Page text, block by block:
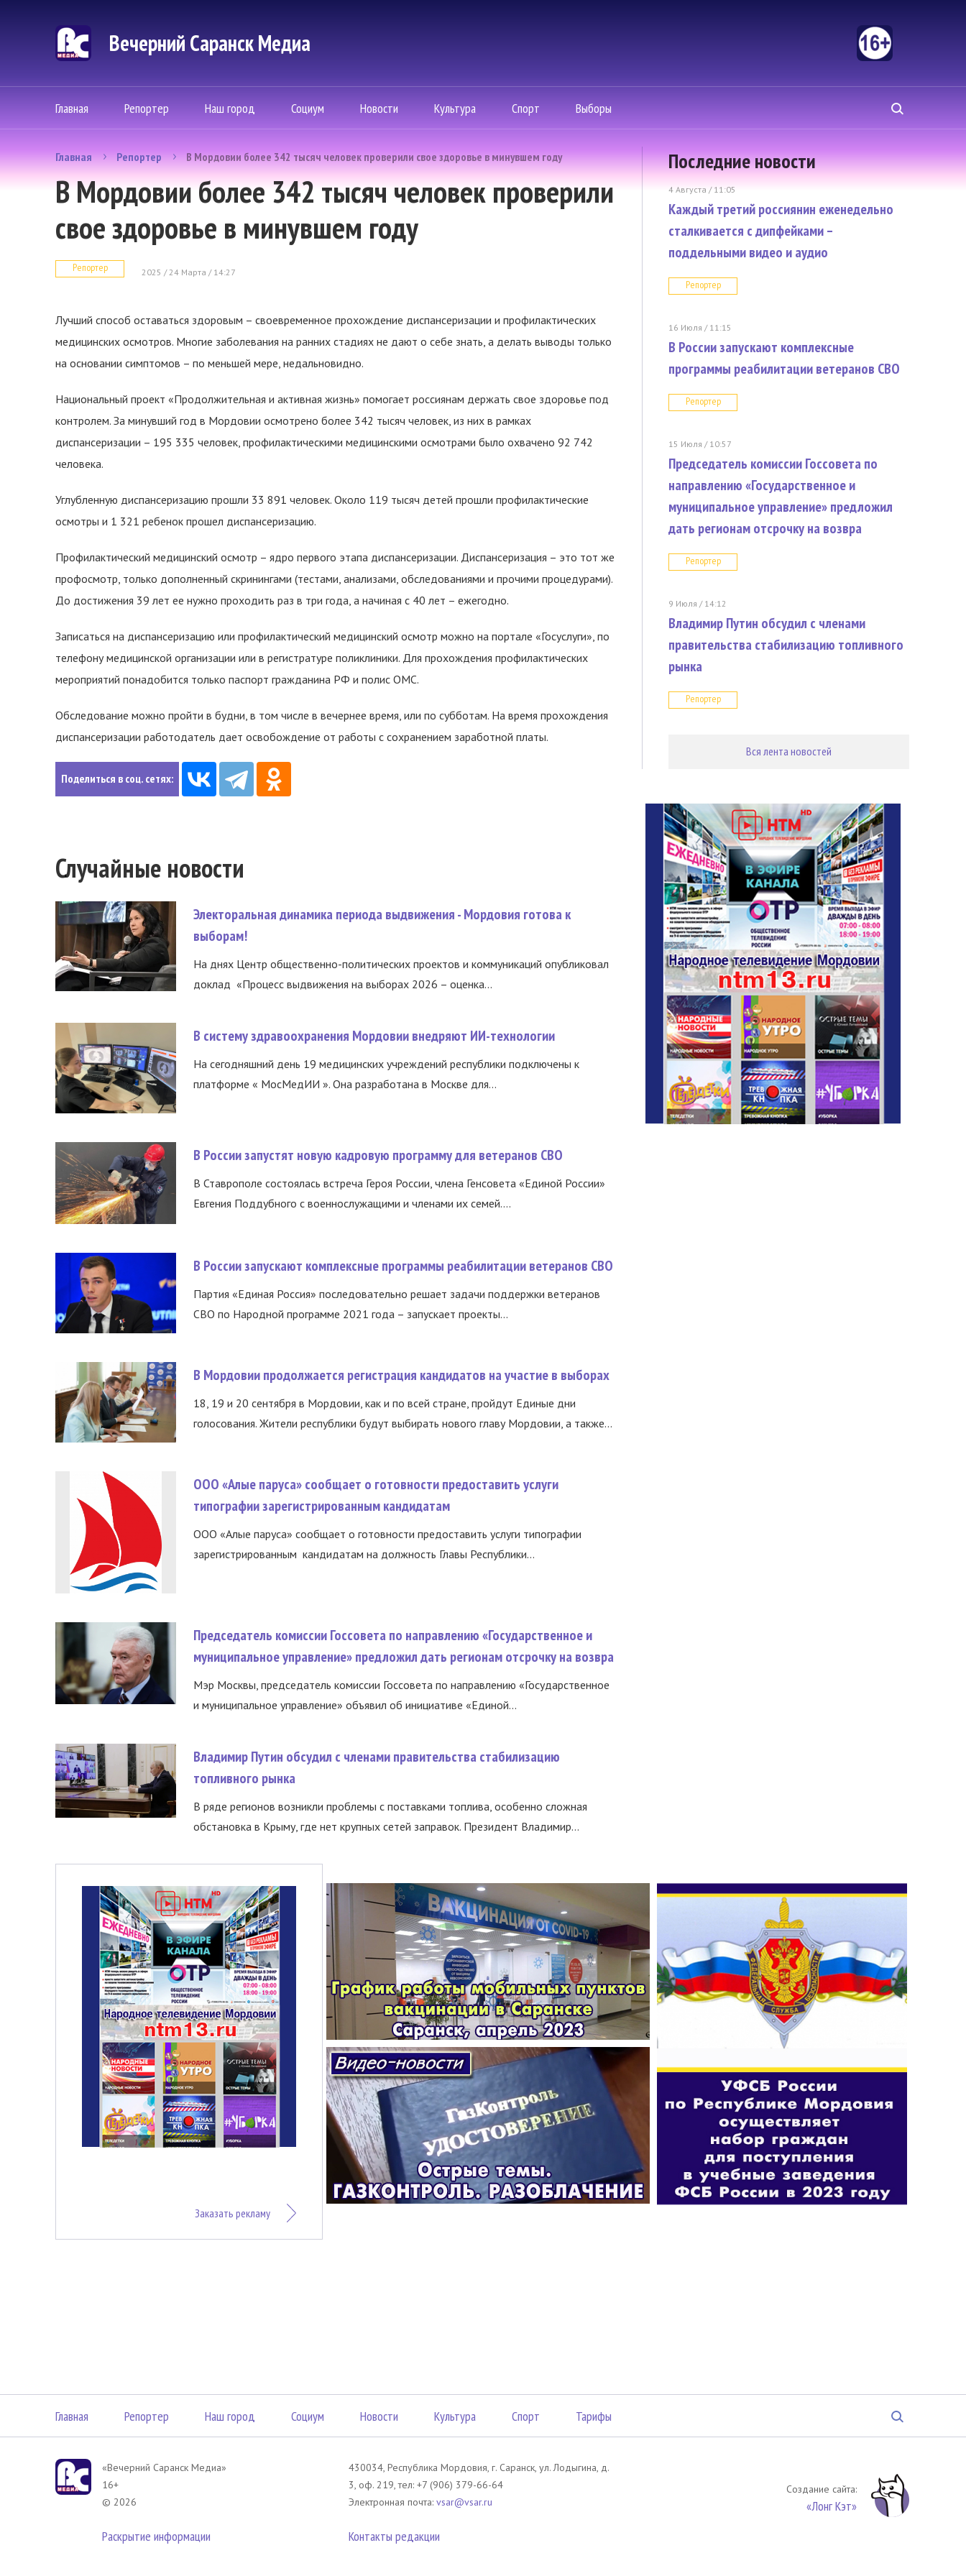
Вечерний Саранск Mедиа
Главная Репортер Наш город Социум Новости Культура Спорт Выборы
Главная Репортер В Мордовии более 342 тысяч человек проверили свое здоровье в минувшем году
В Мордовии более 342 тысяч человек проверили
свое здоровье в минувшем году
Репортер 2025 / 24 Марта / 14:27
Лучший способ оставаться здоровым – своевременное прохождение диспансеризации и профилактических
медицинских осмотров. Многие заболевания на ранних стадиях не дают о себе знать, а делать выводы только
на основании симптомов – по меньшей мере, недальновидно.
Национальный проект «Продолжительная и активная жизнь» помогает россиянам держать свое здоровье под
контролем. За минувший год в Мордовии осмотрено более 342 тысяч человек, из них в рамках
диспансеризации – 195 335 человек, профилактическими медицинскими осмотрами было охвачено 92 742
человека.
Углубленную диспансеризацию прошли 33 891 человек. Около 119 тысяч детей прошли профилактические
осмотры и 1 321 ребенок прошел диспансеризацию.
Профилактический медицинский осмотр – ядро первого этапа диспансеризации. Диспансеризация – это тот же
профосмотр, только дополненный скринингами (тестами, анализами, обследованиями и прочими процедурами).
До достижения 39 лет ее нужно проходить раз в три года, а начиная с 40 лет – ежегодно.
Записаться на диспансеризацию или профилактический медицинский осмотр можно на портале «Госуслуги», по
телефону медицинской организации или в регистратуре поликлиники. Для прохождения профилактических
мероприятий понадобится только паспорт гражданина РФ и полис ОМС.
Обследование можно пройти в будни, в том числе в вечернее время, или по субботам. На время прохождения
диспансеризации работодатель дает освобождение от работы с сохранением заработной платы.
Поделиться в соц. сетях:
Случайные новости
Электоральная динамика периода выдвижения - Мордовия готова к
выборам!
На днях Центр общественно-политических проектов и коммуникаций опубликовал
доклад «Процесс выдвижения на выборах 2026 – оценка...
В систему здравоохранения Мордовии внедряют ИИ-технологии
На сегодняшний день 19 медицинских учреждений республики подключены к
платформе « МосМедИИ ». Она разработана в Москве для...
В России запустят новую кадровую программу для ветеранов СВО
В Ставрополе состоялась встреча Героя России, члена Генсовета «Единой России»
Евгения Поддубного с военнослужащими и членами их семей....
В России запускают комплексные программы реабилитации ветеранов СВО
Партия «Единая Россия» последовательно решает задачи поддержки ветеранов
СВО по Народной программе 2021 года – запускает проекты...
В Мордовии продолжается регистрация кандидатов на участие в выборах
18, 19 и 20 сентября в Мордовии, как и по всей стране, пройдут Единые дни
голосования. Жители республики будут выбирать нового главу Мордовии, а также...
ООО «Алые паруса» сообщает о готовности предоставить услуги
типографии зарегистрированным кандидатам
ООО «Алые паруса» сообщает о готовности предоставить услуги типографии
зарегистрированным кандидатам на должность Главы Республики...
Председатель комиссии Госсовета по направлению «Государственное и
муниципальное управление» предложил дать регионам отсрочку на возвра
Мэр Москвы, председатель комиссии Госсовета по направлению «Государственное
и муниципальное управление» объявил об инициативе «Единой...
Владимир Путин обсудил с членами правительства стабилизацию
топливного рынка
В ряде регионов возникли проблемы с поставками топлива, особенно сложная
обстановка в Крыму, где нет крупных сетей заправок. Президент Владимир...
Последние новости
4 Августа / 11:05
Каждый третий россиянин еженедельно
сталкивается с дипфейками –
поддельными видео и аудио
Репортер
16 Июля / 11:15
В России запускают комплексные
программы реабилитации ветеранов СВО
Репортер
15 Июля / 10:57
Председатель комиссии Госсовета по
направлению «Государственное и
муниципальное управление» предложил
дать регионам отсрочку на возвра
Репортер
9 Июля / 14:12
Владимир Путин обсудил с членами
правительства стабилизацию топливного
рынка
Репортер
Вся лента новостей
Заказать рекламу
Главная Репортер Наш город Социум Новости Культура Спорт Тарифы
«Вечерний Саранск Mедиа»
16+
© 2026
Раскрытие информации
430034, Республика Мордовия, г. Саранск, ул. Лодыгина, д.
3, оф. 219, тел: +7 (906) 379-66-64
Электронная почта: vsar@vsar.ru
Контакты редакции
Создание сайта:
«Лонг Кэт»